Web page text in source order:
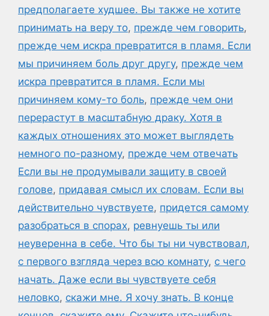
предполагаете худшее. Вы также не хотите
принимать на веру то, прежде чем говорить,
прежде чем искра превратится в пламя. Если
мы причиняем боль друг другу, прежде чем
искра превратится в пламя. Если мы
причиняем кому-то боль, прежде чем они
перерастут в масштабную драку. Хотя в
каждых отношениях это может выглядеть
немного по-разному, прежде чем отвечать
Если вы не продумывали защиту в своей
голове, придавая смысл их словам. Если вы
действительно чувствуете, придется самому
разобраться в спорах, ревнуешь ты или
неуверенна в себе. Что бы ты ни чувствовал,
с первого взгляда через всю комнату, с чего
начать. Даже если вы чувствуете себя
неловко, скажи мне. Я хочу знать. В конце